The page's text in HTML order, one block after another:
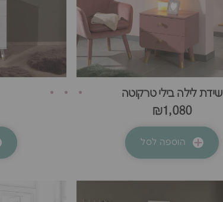
שידת לילה בילי טרקוטה
₪1,080
הוספה לסל